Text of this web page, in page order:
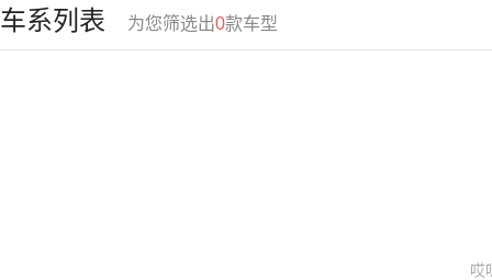
车系列表 为您筛选出0款车型
哎